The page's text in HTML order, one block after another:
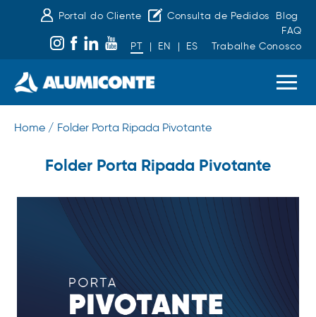
Portal do Cliente Consulta de Pedidos
Blog
FAQ
PT
| EN | ES Trabalhe Conosco
Home / Folder Porta Ripada Pivotante
Folder Porta Ripada Pivotante